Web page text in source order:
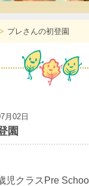
プレさんの初登園
月02日
園
児クラスPre